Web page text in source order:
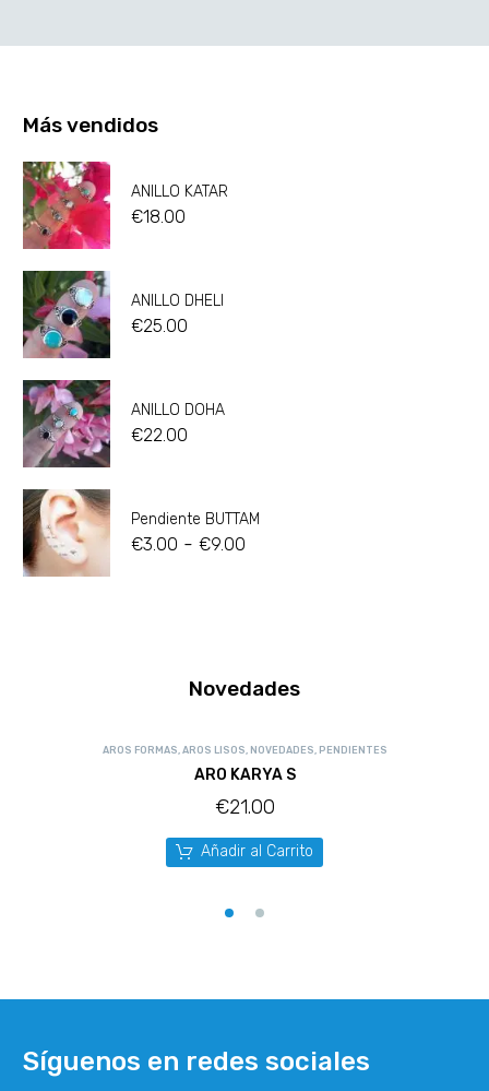
Más vendidos
ANILLO KATAR
€18.00
ANILLO DHELI
€25.00
ANILLO DOHA
€22.00
Pendiente BUTTAM
€3.00 - €9.00
Novedades
AROS FORMAS AROS LISOS NOVEDADES PENDIENTES
ARO KARYA S
€21.00
Añadir al Carrito
Síguenos en redes sociales